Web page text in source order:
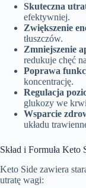
Skuteczna
efektywniej.
Zwiększenie
tłuszczów.
Zmniejszenie
redukuje chęć
Poprawa
koncentrację.
Regulacja
glukozy we
Wsparcie
układu
Skład i Formuła Keto
Keto Side zawiera
utratę wagi: